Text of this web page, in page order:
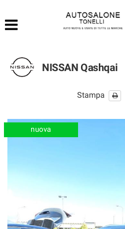
ACQUISTIAMO USATO
CONTATTI
NISSAN Qashqai
Stampa
nuova